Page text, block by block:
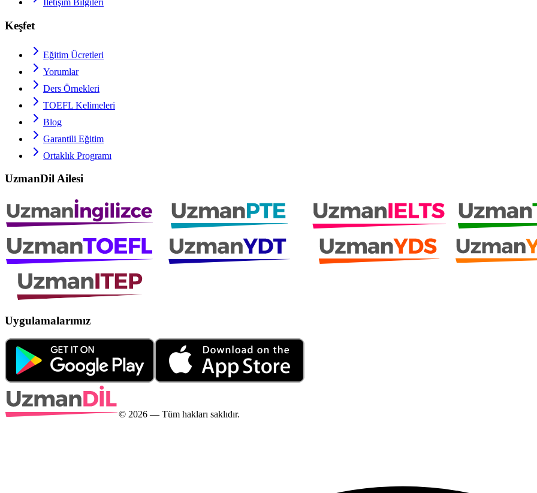
İletişim Bilgileri
Keşfet
Eğitim Ücretleri
Yorumlar
Ders Örnekleri
TOEFL Kelimeleri
Blog
Garantili Eğitim
Ortaklık Programı
UzmanDil Ailesi
Uygulamalarımız
© 2026 — Tüm hakları saklıdır.